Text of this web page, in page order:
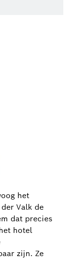
het
Valk de
dat precies
hotel
zijn. Ze